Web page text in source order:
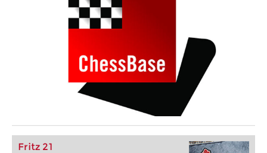
Fritz 21